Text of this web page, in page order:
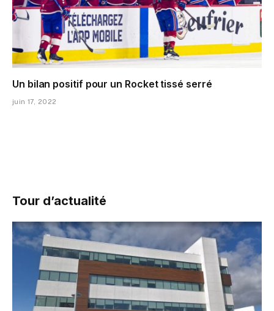
Un bilan positif pour un Rocket tissé serré
juin 17, 2022
Tour d’actualité